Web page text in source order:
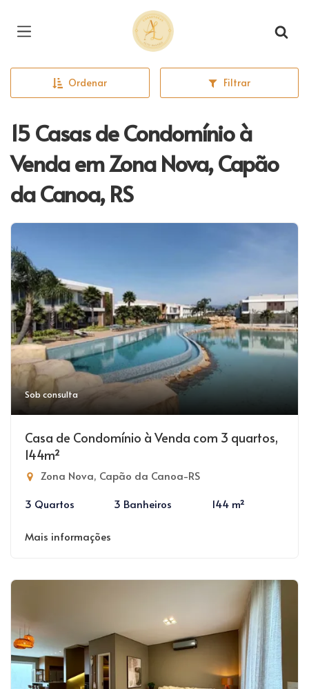
Página inicial
Ordenar Filtrar
15 Casas de Condomínio à
Venda em Zona Nova, Capão
da Canoa, RS
Sob consulta
Casa de Condomínio à Venda com 3 quartos,
144m²
Zona Nova, Capão da Canoa-RS
3 Quartos
3 Banheiros 144 m²
Mais informações